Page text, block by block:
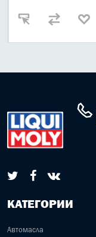
КАТЕГОРИИ
Автомасла